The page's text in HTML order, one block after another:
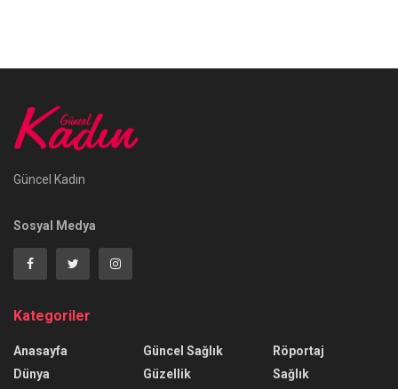
Güncel Kadın
Sosyal Medya
Kategoriler
Anasayfa
Dünya
Güncel Sağlık
Güzellik
Röportaj
Sağlık